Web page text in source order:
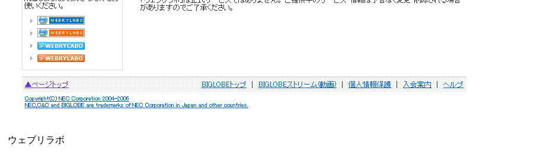
ウェブリラボ